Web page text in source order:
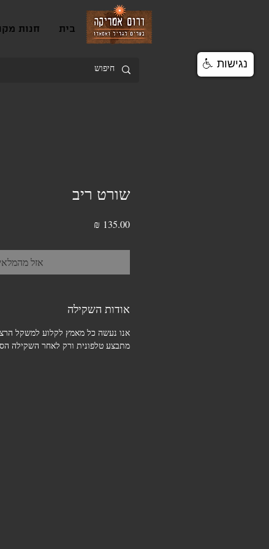
בית חנות
שורט ריב
אזל
אודות השקילה
אנו נעשה כל מאמץ לקלוע למשקל
מתבצע טלפונית ורק לאחר השקילה
נגישות